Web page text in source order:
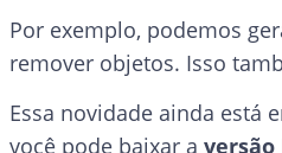
Por exemplo, podemos
remover objetos. Isso
Essa novidade ainda está
você pode baixar a versão